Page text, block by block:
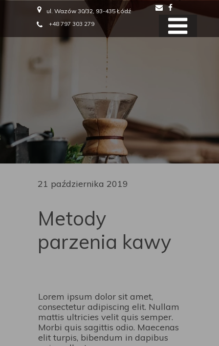
ul. Wazów 30/32, 93-435 Łódź
+48 797 303 279
Metody
parzenia kawy
21 października 2019
Lorem ipsum dolor sit amet,
consectetur adipiscing elit. Nullam
mattis ultricies velit quis semper.
Morbi quis sagittis odio. Maecenas
elit turpis, bibendum in dapibus